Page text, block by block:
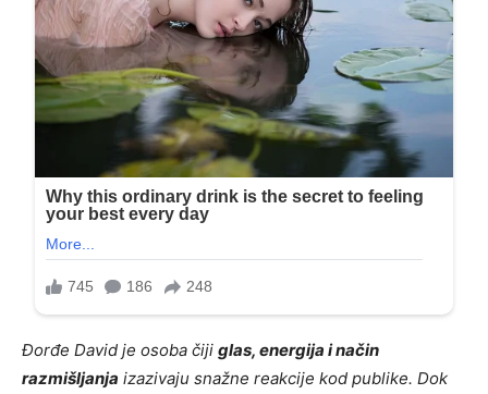
Đorđe David je osoba čiji glas, energija i način
razmišljanja izazivaju snažne reakcije kod publike. Dok